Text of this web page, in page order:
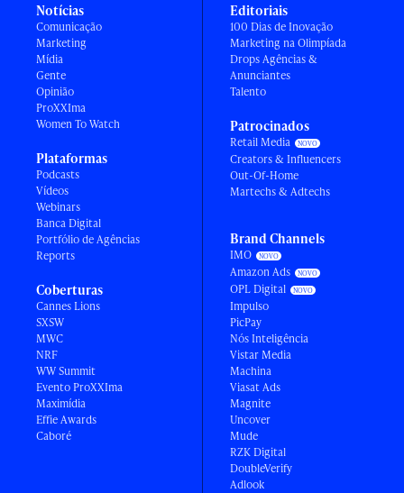
Notícias
Comunicação
Marketing
Mídia
Gente
Opinião
ProXXIma
Women To Watch
Plataformas
Podcasts
Vídeos
Webinars
Banca Digital
Portfólio de Agências
Reports
Coberturas
Cannes Lions
SXSW
MWC
NRF
WW Summit
Evento ProXXIma
Maximídia
Effie Awards
Caboré
Editoriais
100 Dias de Inovação
Marketing na Olimpíada
Drops Agências &
Anunciantes
Talento
Patrocinados
Retail Media
Creators & Influencers
Out-Of-Home
Martechs & Adtechs
Brand Channels
IMO
Amazon Ads
OPL Digital
Impulso
PicPay
Nós Inteligência
Vistar Media
Machina
Viasat Ads
Magnite
Uncover
Mude
RZK Digital
DoubleVerify
Adlook